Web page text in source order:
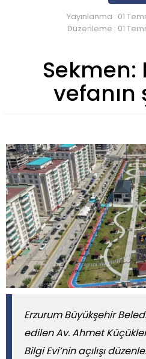
Yayınlanma : 01
Düzenleme : 01
Sekmen:
vefanın
Erzurum Büyükşehir
edilen Av. Ahmet
Bilgi Evi’nin açılışı